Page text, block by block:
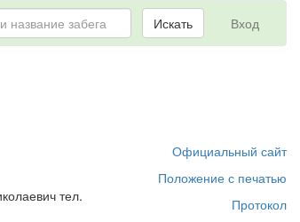
Вход
Искать
тел.
Официальный сайт
Положение с печатью
Протокол